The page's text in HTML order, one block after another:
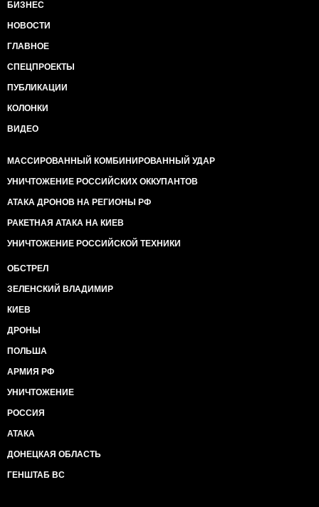
БИЗНЕС
НОВОСТИ
ГЛАВНОЕ
СПЕЦПРОЕКТЫ
ПУБЛИКАЦИИ
КОЛОНКИ
ВИДЕО
МАССИРОВАННЫЙ КОМБИНИРОВАННЫЙ УДАР
УНИЧТОЖЕНИЕ РОССИЙСКИХ ОККУПАНТОВ
АТАКА ДРОНОВ НА РЕГИОНЫ РФ
РАКЕТНАЯ АТАКА НА КИЕВ
УНИЧТОЖЕНИЕ РОССИЙСКОЙ ТЕХНИКИ
ОБСТРЕЛ
ЗЕЛЕНСКИЙ ВЛАДИМИР
КИЕВ
ДРОНЫ
ПОЛЬША
АРМИЯ РФ
УНИЧТОЖЕНИЕ
РОССИЯ
АТАКА
ДОНЕЦКАЯ ОБЛАСТЬ
ГЕНШТАБ ВС